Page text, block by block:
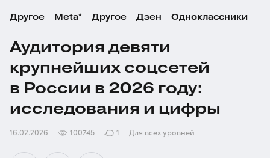
Другое Meta* Другое Дзен Одноклассники
Аудитория девяти
крупнейших соцсетей
в России в 2026 году:
исследования и цифры
16.02.2026 100745 1 Для всех уровней